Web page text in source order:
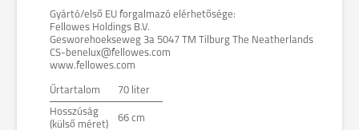
Gyártó/első EU forgalmazó elérhetősége:
Fellowes Holdings B.V.
Gesworehoekseweg 3a 5047 TM Tilburg The Neatherlands
CS-benelux@fellowes.com
www.fellowes.com
Űrtartalom 70 liter
Hosszúság
(külső méret)
66 cm